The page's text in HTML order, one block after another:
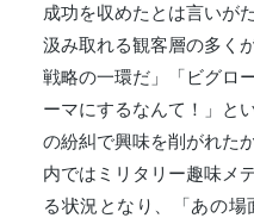
成功を収めたとは言いが
汲み取れる観客層の多く
戦略の一環だ」「ビグロ
ーマにするなんて！」と
の紛糾で興味を削がれた
内ではミリタリー趣味メ
る状況となり、「あの